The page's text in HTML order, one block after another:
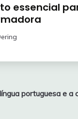
essencial
portuguesa e a